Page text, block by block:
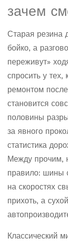
зачем
Старая резина
бойко, а
переживут»
спросить у тех,
ремонтом
становится
половины
за явного
статистика
Между прочим,
правило: шины
на скоростях
прихоть, а
Классический